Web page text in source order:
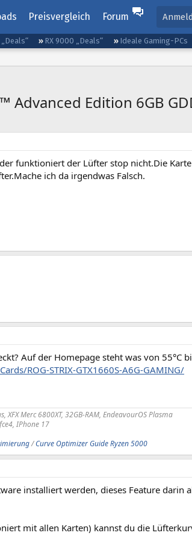
Preisvergleich Forum
RX 9000 „Deals“ Ideale Gaming-PCs
Advanced Edition 6GB
funktioniert der Lüfter stop nicht.Die
ich da irgendwas Falsch.
Auf der Homepage steht was von 55°C
ROG-STRIX-GTX1660S-A6G-GAMING/
XFX Merc 6800XT, 32GB-RAM, EndeavourOS Plasma
IPhone 17
/Curve Optimizer Guide Ryzen 5000
installiert werden, dieses Feature darin
mit allen Karten) kannst du die